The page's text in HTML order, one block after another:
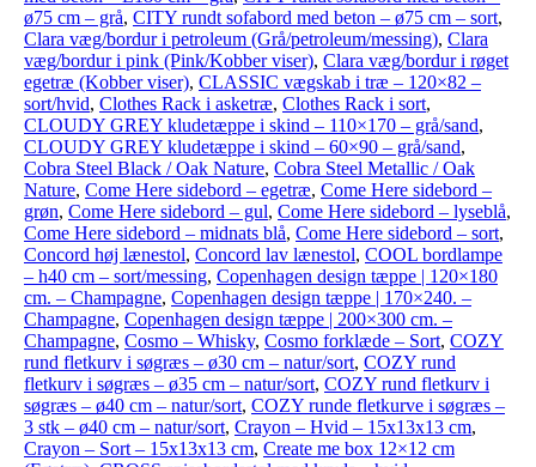
ø75 cm – grå, CITY rundt sofabord med beton – ø75 cm – sort,
Clara væg/bordur i petroleum (Grå/petroleum/messing), Clara
væg/bordur i pink (Pink/Kobber viser), Clara væg/bordur i røget
egetræ (Kobber viser), CLASSIC vægskab i træ – 120×82 –
sort/hvid, Clothes Rack i asketræ, Clothes Rack i sort,
CLOUDY GREY kludetæppe i skind – 110×170 – grå/sand,
CLOUDY GREY kludetæppe i skind – 60×90 – grå/sand,
Cobra Steel Black / Oak Nature, Cobra Steel Metallic / Oak
Nature, Come Here sidebord – egetræ, Come Here sidebord –
grøn, Come Here sidebord – gul, Come Here sidebord – lyseblå,
Come Here sidebord – midnats blå, Come Here sidebord – sort,
Concord høj lænestol, Concord lav lænestol, COOL bordlampe
– h40 cm – sort/messing, Copenhagen design tæppe | 120×180
cm. – Champagne, Copenhagen design tæppe | 170×240. –
Champagne, Copenhagen design tæppe | 200×300 cm. –
Champagne, Cosmo – Whisky, Cosmo forklæde – Sort, COZY
rund fletkurv i søgræs – ø30 cm – natur/sort, COZY rund
fletkurv i søgræs – ø35 cm – natur/sort, COZY rund fletkurv i
søgræs – ø40 cm – natur/sort, COZY runde fletkurve i søgræs –
3 stk – ø40 cm – natur/sort, Crayon – Hvid – 15x13x13 cm,
Crayon – Sort – 15x13x13 cm, Create me box 12×12 cm